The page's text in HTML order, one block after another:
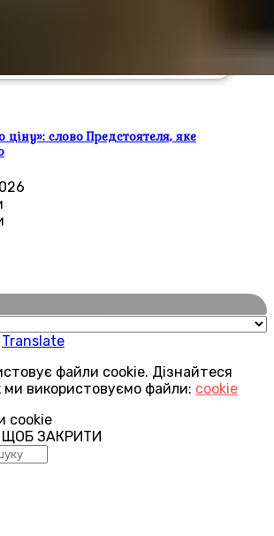
слово Предстоятеля, яке
Translate
файли cookie. Дізнайтеся
ми використовуємо файли: cookie
cookie
ЩОБ ЗАКРИТИ